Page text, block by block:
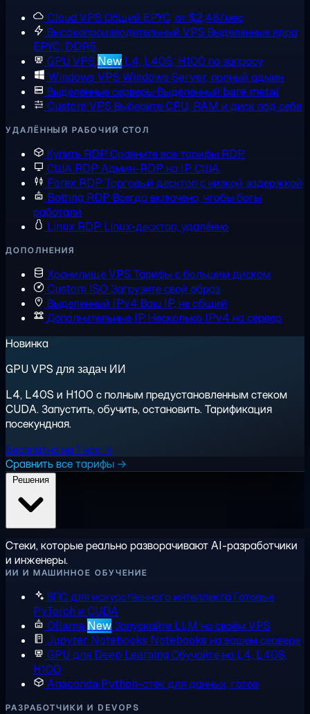
Cloud VPS Общий EPYC, от $2,48/мес
Высокопроизводительный VPS Выделенные ядра
EPYC, DDR5
GPU VPS New L4, L40S, H100 по запросу
Windows VPS Windows Server, полный админ
Выделенные серверыВыделенный bare metal
Custom VPS Выберите CPU, RAM и диск под себя
УДАЛЁННЫЙ РАБОЧИЙ СТОЛ
Купить RDP Сравните все тарифы RDP
США RDP Админ-RDP на IP США
Forex RDP Торговый десктоп с низкой задержкой
Botting RDP Всегда включено, чтобы боты
работали
Linux RDP Linux-десктоп, удалённо
ДОПОЛНЕНИЯ
Хранилище VPS Тарифы с большим диском
Custom ISO Загрузите свой образ
Выделенный IPv4 Ваш IP, не общий
Дополнительные IP Несколько IPv4 на сервер
Новинка
GPU VPS для задач ИИ
L4, L40S и H100 с полным предустановленным стеком
CUDA. Запустить, обучить, остановить. Тарификация
посекундная.
Бесплатно на 1 час →
Сравнить все тарифы →
Стеки, которые реально разворачивают AI-разработчики
и инженеры.
ИИ И МАШИННОЕ ОБУЧЕНИЕ
ВПС для искусственного интеллектаГотовые
PyTorch и CUDA
Ollama NewЗапускайте LLM на своём VPS
Jupyter Notebooks Notebooks на вашем сервере
GPU для Deep Learning Обучайте на L4, L40S,
H100
Anaconda Python-стек для данных, готов
РАЗРАБОТЧИКИ И DEVOPS